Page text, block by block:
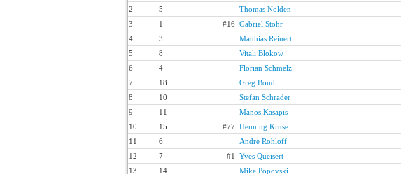
2
5 Thomas Nolden
3
1 #16 Gabriel Stöhr
4
3 Matthias Reinert
5
8 Vitali Blokow
6
4 Florian Schmelz
7
18 Greg Bond
8
10 Stefan Schrader
9
11 Manos Kasapis
10
15 #77 Henning Kruse
11
6 Andre Rohloff
12
7 #1 Yves Queisert
13
14 Mike Popovski